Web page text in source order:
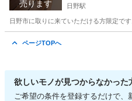
売ります 日野駅
日野市に取りに来ていただける方限定で
ページTOPへ
欲しいモノが見つからなかった
ご希望の条件を登録するだけで、